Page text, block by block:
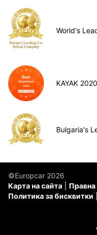
World's
KAYAK
Bulgaria's
©Europcar 2026
Карта на сайта
Политика за бисквитки